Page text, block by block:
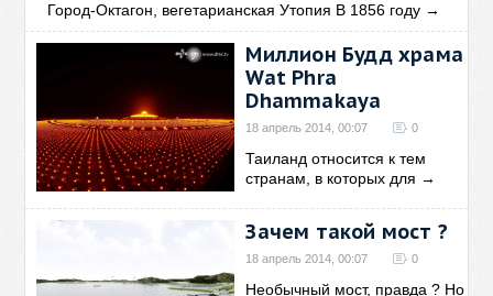
Город-Октагон, вегетарианская Утопия В 1856 году →
Миллион Будд храма
Wat Phra
Dhammakaya
18 апрель 2014, 00:07 0
Таиланд относится к тем
странам, в которых для →
Зачем такой мост ?
18 апрель 2014, 00:07 0
Необычный мост, правда ? Но